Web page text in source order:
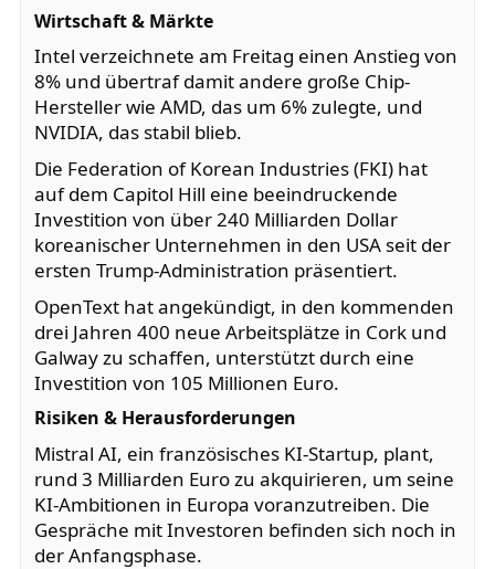
Wirtschaft & Märkte
Intel verzeichnete am Freitag einen Anstieg von
8% und übertraf damit andere große Chip-
Hersteller wie AMD, das um 6% zulegte, und
NVIDIA, das stabil blieb.
Die Federation of Korean Industries (FKI) hat
auf dem Capitol Hill eine beeindruckende
Investition von über 240 Milliarden Dollar
koreanischer Unternehmen in den USA seit der
ersten Trump-Administration präsentiert.
OpenText hat angekündigt, in den kommenden
drei Jahren 400 neue Arbeitsplätze in Cork und
Galway zu schaffen, unterstützt durch eine
Investition von 105 Millionen Euro.
Risiken & Herausforderungen
Mistral AI, ein französisches KI-Startup, plant,
rund 3 Milliarden Euro zu akquirieren, um seine
KI-Ambitionen in Europa voranzutreiben. Die
Gespräche mit Investoren befinden sich noch in
der Anfangsphase.